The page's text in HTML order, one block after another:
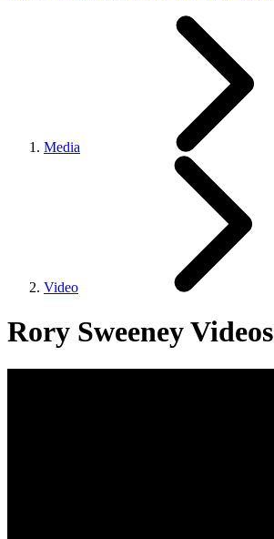
Media
Video
Rory Sweeney Videos